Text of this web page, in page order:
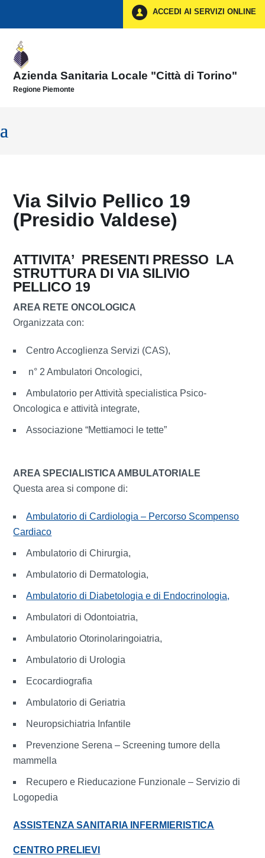
ACCEDI AI SERVIZI ONLINE
Azienda Sanitaria Locale "Città di Torino"
Regione Piemonte
Via Silvio Pellico 19
(Presidio Valdese)
ATTIVITA’ PRESENTI PRESSO LA
STRUTTURA DI VIA SILIVIO
PELLICO 19
AREA RETE ONCOLOGICA
Organizzata con:
Centro Accoglienza Servizi (CAS),
n° 2 Ambulatori Oncologici,
Ambulatorio per Attività specialistica Psico-
Oncologica e attività integrate,
Associazione “Mettiamoci le tette”
AREA SPECIALISTICA AMBULATORIALE
Questa area si compone di:
Ambulatorio di Cardiologia – Percorso Scompenso
Cardiaco
Ambulatorio di Chirurgia,
Ambulatorio di Dermatologia,
Ambulatorio di Diabetologia e di Endocrinologia,
Ambulatori di Odontoiatria,
Ambulatorio Otorinolaringoiatria,
Ambulatorio di Urologia
Ecocardiografia
Ambulatorio di Geriatria
Neuropsichiatria Infantile
Prevenzione Serena – Screening tumore della
mammella
Recupero e Rieducazione Funzionale – Servizio di
Logopedia
ASSISTENZA SANITARIA INFERMIERISTICA
CENTRO PRELIEVI